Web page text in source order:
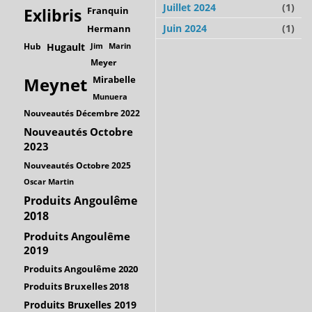
Exlibris Franquin
Hermann
Hub Hugault Jim Marin
Meyer
Meynet Mirabelle
Munuera
Nouveautés Décembre 2022
Nouveautés Octobre
2023
Nouveautés Octobre 2025
Oscar Martin
Produits Angoulême
2018
Produits Angoulême
2019
Produits Angoulême 2020
Produits Bruxelles 2018
Produits Bruxelles 2019
Juillet 2024
(1)
Juin 2024
(1)